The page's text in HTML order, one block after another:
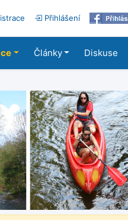
Přihlášení
Články Diskuse